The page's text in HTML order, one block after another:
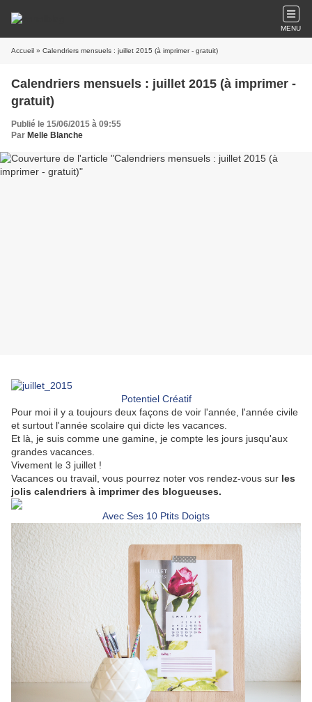
MENU
Accueil » Calendriers mensuels : juillet 2015 (à imprimer - gratuit)
Calendriers mensuels : juillet 2015 (à imprimer -
gratuit)
Publié le 15/06/2015 à 09:55
Par Melle Blanche
Potentiel Créatif
Pour moi il y a toujours deux façons de voir l'année, l'année civile
et surtout l'année scolaire qui dicte les vacances.
Et là, je suis comme une gamine, je compte les jours jusqu'aux
grandes vacances.
Vivement le 3 juillet !
Vacances ou travail, vous pourrez noter vos rendez-vous sur les
jolis calendriers à imprimer des blogueuses.
Avec Ses 10 Ptits Doigts